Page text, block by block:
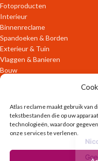
Atlas reclame maakt gebruik van
tekstbestanden die op uw
technologieën, waardoor
onze services te verlenen.
Fotoproducten
Interieur
Binnenreclame
Spandoeken & Borden
Exterieur & Tuin
Vlaggen & Banieren
Bouw
Verpakkingen
OFFLINE DIENSTEN
Ontwerpen